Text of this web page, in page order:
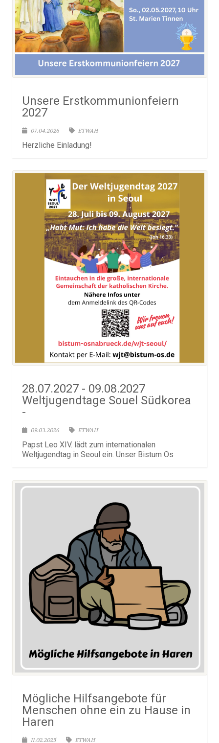
Unsere Erstkommunionfeiern
2027
07.04.2026 ETWAH
Herzliche Einladung!
28.07.2027 - 09.08.2027
Weltjugendtage Souel Südkorea
-
09.03.2026 ETWAH
Papst Leo XIV. lädt zum internationalen
Weltjugendtag in Seoul ein. Unser Bistum Os
Mögliche Hilfsangebote für
Menschen ohne ein zu Hause in
Haren
11.02.2025 ETWAH